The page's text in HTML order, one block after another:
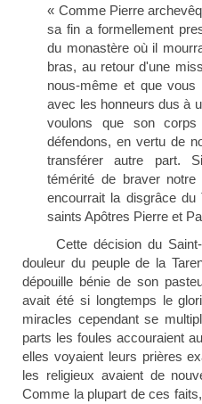
« Comme Pierre
sa fin a formellement
du monastère où il
bras, au retour d'une
nous-même et que
avec les honneurs dus à
voulons que son
défendons, en vertu de
transférer autre part.
témérité de braver
encourrait la disgrâce du
saints Apôtres Pierre et
Cette décision du
douleur du peuple de la Tare
dépouille bénie de son
avait été si longtemps le
miracles cependant se
parts les foules accouraient
elles voyaient leurs prières
les religieux avaient de
Comme la plupart de ces